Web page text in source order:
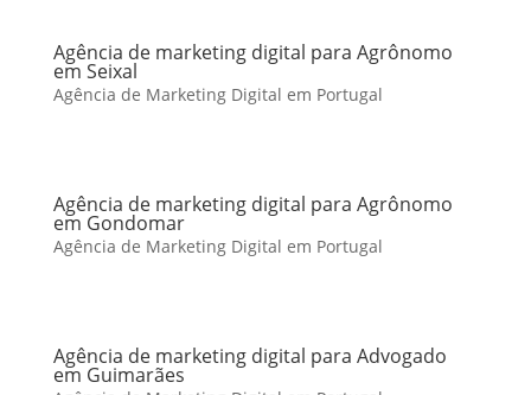
Agência de marketing digital para Agrônomo
em Seixal
Agência de Marketing Digital em Portugal
Agência de marketing digital para Agrônomo
em Gondomar
Agência de Marketing Digital em Portugal
Agência de marketing digital para Advogado
em Guimarães